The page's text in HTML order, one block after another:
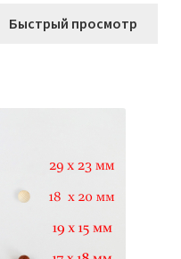
39,00₽.
Быстрый просмотр